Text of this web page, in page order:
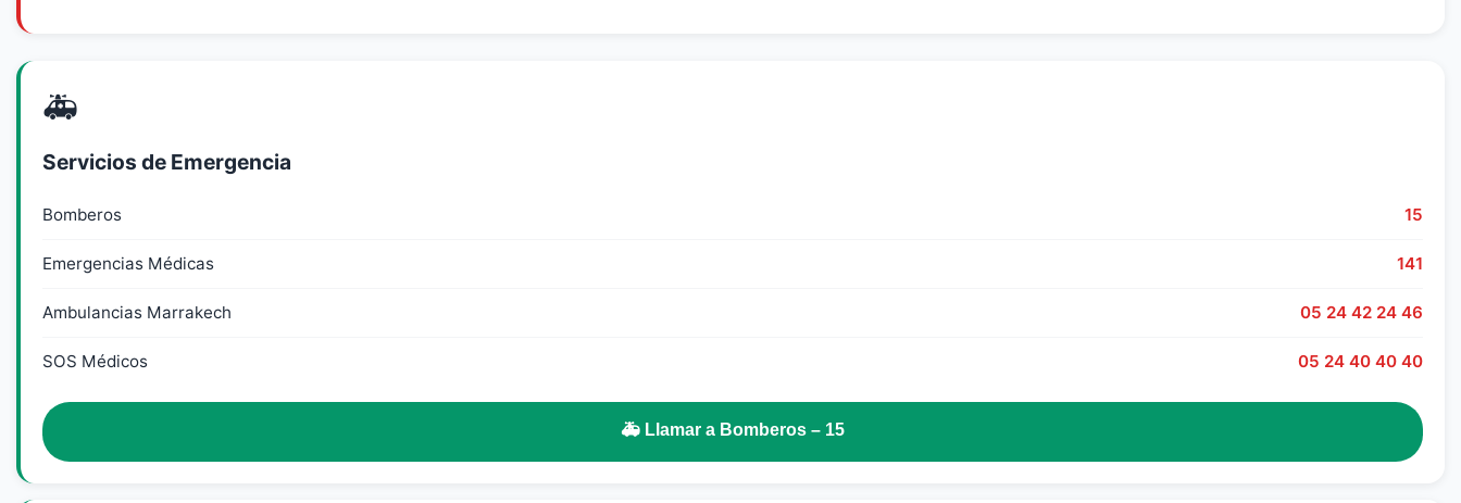
🚑
Servicios de Emergencia
Bomberos 15
Emergencias Médicas 141
Ambulancias Marrakech 05 24 42 24 46
SOS Médicos 05 24 40 40 40
🚑 Llamar a Bomberos – 15